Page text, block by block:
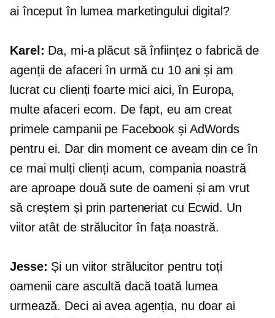
ai început în lumea marketingului digital?
Karel: Da, mi-a plăcut să înființez o fabrică de
agenții de afaceri în urmă cu 10 ani și am
lucrat cu clienți foarte mici aici, în Europa,
multe afaceri ecom. De fapt, eu am creat
primele campanii pe Facebook și AdWords
pentru ei. Dar din moment ce aveam din ce în
ce mai mulți clienți acum, compania noastră
are aproape două sute de oameni și am vrut
să creștem și prin parteneriat cu Ecwid. Un
viitor atât de strălucitor în fața noastră.
Jesse: Și un viitor strălucitor pentru toți
oamenii care ascultă dacă toată lumea
urmează. Deci ai avea agenția, nu doar ai